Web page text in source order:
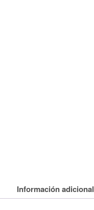
Información adicional